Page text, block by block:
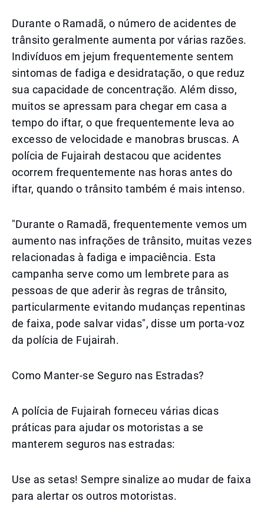
Durante o Ramadã, o número de acidentes de
trânsito geralmente aumenta por várias razões.
Indivíduos em jejum frequentemente sentem
sintomas de fadiga e desidratação, o que reduz
sua capacidade de concentração. Além disso,
muitos se apressam para chegar em casa a
tempo do iftar, o que frequentemente leva ao
excesso de velocidade e manobras bruscas. A
polícia de Fujairah destacou que acidentes
ocorrem frequentemente nas horas antes do
iftar, quando o trânsito também é mais intenso.
"Durante o Ramadã, frequentemente vemos um
aumento nas infrações de trânsito, muitas vezes
relacionadas à fadiga e impaciência. Esta
campanha serve como um lembrete para as
pessoas de que aderir às regras de trânsito,
particularmente evitando mudanças repentinas
de faixa, pode salvar vidas", disse um porta-voz
da polícia de Fujairah.
Como Manter-se Seguro nas Estradas?
A polícia de Fujairah forneceu várias dicas
práticas para ajudar os motoristas a se
manterem seguros nas estradas:
Use as setas! Sempre sinalize ao mudar de faixa
para alertar os outros motoristas.